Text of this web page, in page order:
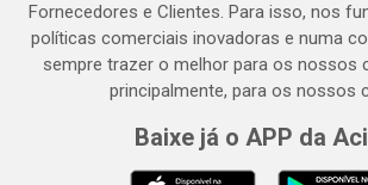
Fornecedores e Clientes. Para isso, nos
políticas comerciais inovadoras e numa
sempre trazer o melhor para os nossos
principalmente, para os nossos
Baixe já o APP da